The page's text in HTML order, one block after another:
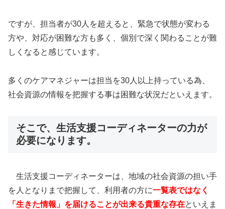
ですが、担当者が30人を超えると、緊急で状態が変わる
方や、対応が困難な方も多く、個別で深く関わることが難
しくなると感じています。
多くのケアマネジャーは担当を30人以上持っている為、
社会資源の情報を把握する事は困難な状況だといえます。
そこで、生活支援コーディネーターの力が
必要になります。
生活支援コーディネーターは、地域の社会資源の担い手
を人となりまで把握して、利用者の方に一覧表ではなく
「生きた情報」を届けることが出来る貴重な存在といえま